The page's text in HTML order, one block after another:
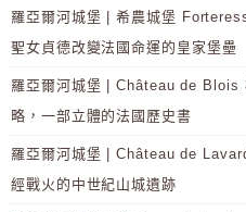
羅亞爾河城堡 | 希農城堡
聖女貞德改變法國命運的皇家堡壘
羅亞爾河城堡 | Château de Blois
略，一部立體的法國歷史書
羅亞爾河城堡 | Château de
經戰火的中世紀山城遺跡